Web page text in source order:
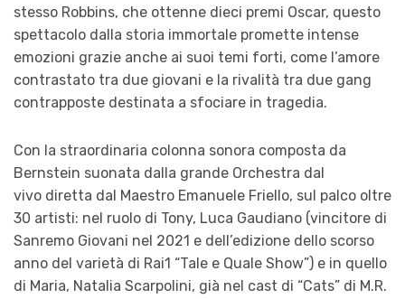
stesso Robbins, che ottenne dieci premi Oscar, questo
spettacolo dalla storia immortale promette intense
emozioni grazie anche ai suoi temi forti, come l’amore
contrastato tra due giovani e la rivalità tra due gang
contrapposte destinata a sfociare in tragedia.
Con la straordinaria colonna sonora composta da
Bernstein suonata dalla grande Orchestra dal
vivo diretta dal Maestro Emanuele Friello, sul palco oltre
30 artisti: nel ruolo di Tony, Luca Gaudiano (vincitore di
Sanremo Giovani nel 2021 e dell’edizione dello scorso
anno del varietà di Rai1 “Tale e Quale Show”) e in quello
di Maria, Natalia Scarpolini, già nel cast di “Cats” di M.R.